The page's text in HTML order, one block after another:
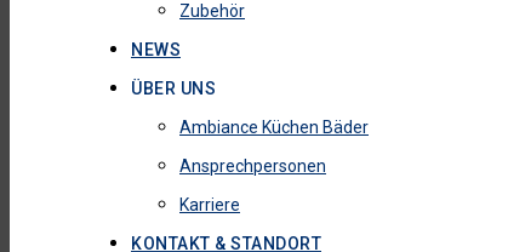
Zubehör
NEWS
ÜBER UNS
Ambiance Küchen Bäder
Ansprechpersonen
Karriere
KONTAKT & STANDORT